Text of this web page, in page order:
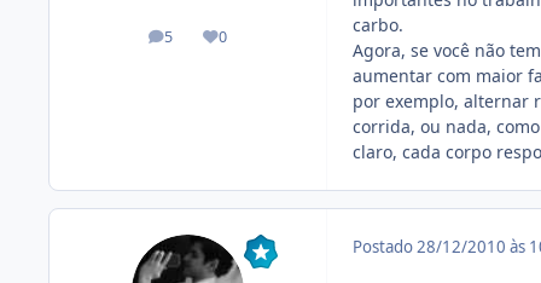
5
posts 0
Reputação
carbo.
Agora, se você não
aumentar com maior
por exemplo, alternar
corrida, ou nada,
claro, cada corpo
Postado28/12/2010 às